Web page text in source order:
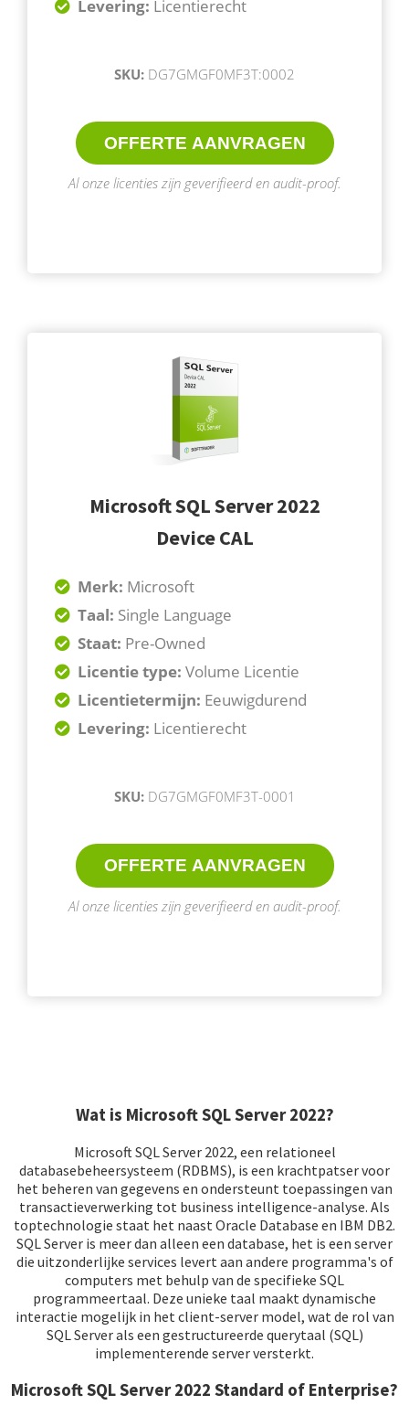
Levering: Licentierecht
SKU: DG7GMGF0MF3T:0002
OFFERTE AANVRAGEN
Al onze licenties zijn geverifieerd en audit-proof.
Microsoft SQL Server 2022
Device CAL
Merk: Microsoft
Taal: Single Language
Staat: Pre-Owned
Licentie type: Volume Licentie
Licentietermijn: Eeuwigdurend
Levering: Licentierecht
SKU:DG7GMGF0MF3T-0001
OFFERTE AANVRAGEN
Al onze licenties zijn geverifieerd en audit-proof.
Wat is Microsoft SQL Server 2022?
Microsoft SQL Server 2022, een relationeel
databasebeheersysteem (RDBMS), is een krachtpatser voor
het beheren van gegevens en ondersteunt toepassingen van
transactieverwerking tot business intelligence-analyse. Als
toptechnologie staat het naast Oracle Database en IBM DB2.
SQL Server is meer dan alleen een database, het is een server
die uitzonderlijke services levert aan andere programma's of
computers met behulp van de specifieke SQL
programmeertaal. Deze unieke taal maakt dynamische
interactie mogelijk in het client-server model, wat de rol van
SQL Server als een gestructureerde querytaal (SQL)
implementerende server versterkt.
Microsoft SQL Server 2022 Standard of Enterprise?